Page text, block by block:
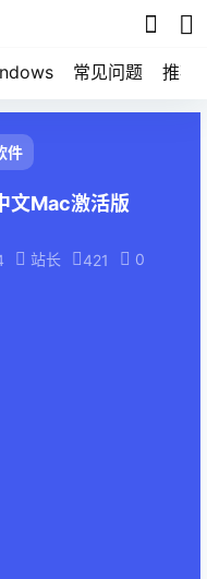
常见问题 推荐
件
文Mac激活版
站长 421 0